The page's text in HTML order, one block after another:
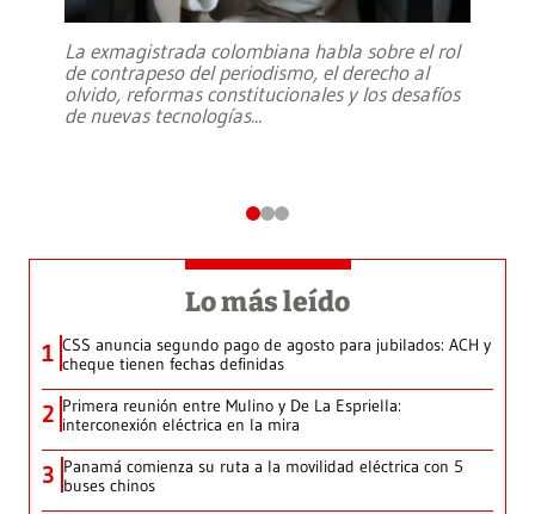
La exmagistrada colombiana habla sobre el rol
de contrapeso del periodismo, el derecho al
olvido, reformas constitucionales y los desafíos
de nuevas tecnologías...
Lo más leído
1 CSS anuncia segundo pago de agosto para jubilados: ACH y
cheque tienen fechas definidas
2 Primera reunión entre Mulino y De La Espriella:
interconexión eléctrica en la mira
3 Panamá comienza su ruta a la movilidad eléctrica con 5
buses chinos